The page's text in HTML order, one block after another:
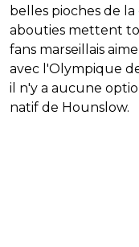
belles pioches de
abouties mettent
fans marseillais
avec l'Olympique
il n'y a aucune
natif de Hounslow.